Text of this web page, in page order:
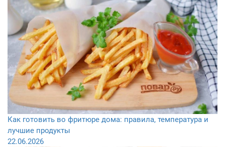
Как готовить во фритюре дома: правила, температура и
лучшие продукты
22.06.2026